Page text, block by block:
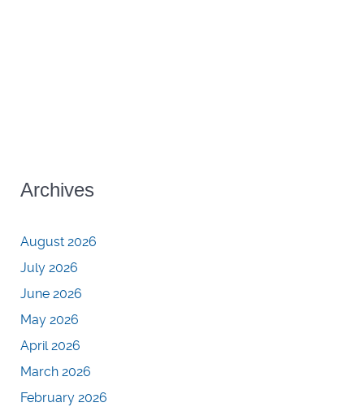
Archives
August 2026
July 2026
June 2026
May 2026
April 2026
March 2026
February 2026